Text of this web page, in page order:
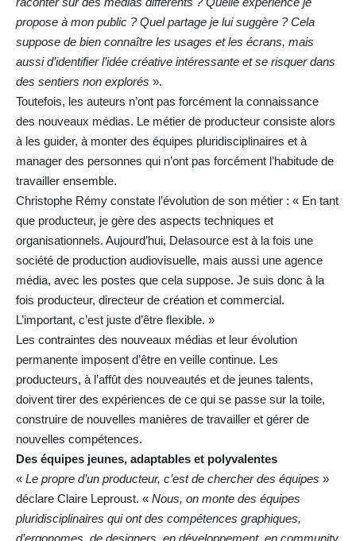
propose à mon public ? Quel partage je lui suggère ? Cela
suppose de bien connaître les usages et les écrans, mais
aussi d’identifier l’idée créative intéressante et se risquer dans
des sentiers non explorés ».
Toutefois, les auteurs n’ont pas forcément la connaissance
des nouveaux médias. Le métier de producteur consiste alors
à les guider, à monter des équipes pluridisciplinaires et à
manager des personnes qui n’ont pas forcément l’habitude de
travailler ensemble.
Christophe Rémy constate l’évolution de son métier : « En tant
que producteur, je gère des aspects techniques et
organisationnels. Aujourd’hui, Delasource est à la fois une
société de production audiovisuelle, mais aussi une agence
média, avec les postes que cela suppose. Je suis donc à la
fois producteur, directeur de création et commercial.
L’important, c’est juste d’être flexible. »
Les contraintes des nouveaux médias et leur évolution
permanente imposent d’être en veille continue. Les
producteurs, à l’affût des nouveautés et de jeunes talents,
doivent tirer des expériences de ce qui se passe sur la toile,
construire de nouvelles manières de travailler et gérer de
nouvelles compétences.
Des équipes jeunes, adaptables et polyvalentes
« Le propre d’un producteur, c’est de chercher des équipes »
déclare Claire Leproust. « Nous, on monte des équipes
pluridisciplinaires qui ont des compétences graphiques,